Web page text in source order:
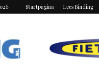
Startpagina Lees Binding